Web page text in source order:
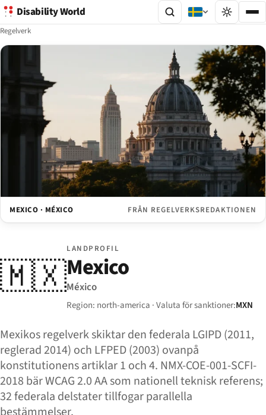
Disability World
Regelverk
MEXICO · MÉXICO FRÅN REGELVERKSREDAKTIONEN
🇲🇽
LANDPROFIL
Mexico
México
Region: north-america · Valuta för sanktioner:MXN
Mexikos regelverk skiktar den federala LGIPD (2011,
reglerad 2014) och LFPED (2003) ovanpå
konstitutionens artiklar 1 och 4. NMX-COE-001-SCFI-
2018 bär WCAG 2.0 AA som nationell teknisk referens;
32 federala delstater tillfogar parallella